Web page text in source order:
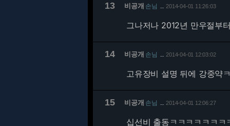
13 비공개 손님 2014-04-01 11:26:03
그나저나 2012년 만우절부
14 비공개 손님 2014-04-01 12:03:02
고유장비 설명 뒤에 강중약
15 비공개 손님 2014-04-01 12:06:27
십선비 출동ㅋㅋㅋㅋㅋㅋㅋ